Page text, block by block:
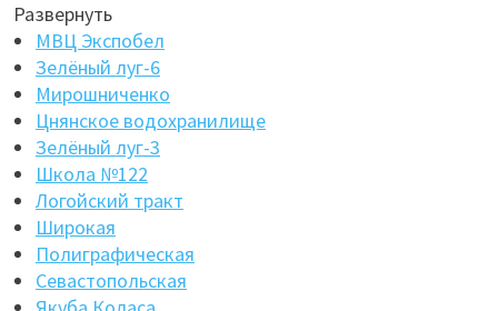
Развернуть
МВЦ Экспобел
Зелёный луг-6
Мирошниченко
Цнянское водохранилище
Зелёный луг-3
Школа №122
Логойский тракт
Широкая
Полиграфическая
Севастопольская